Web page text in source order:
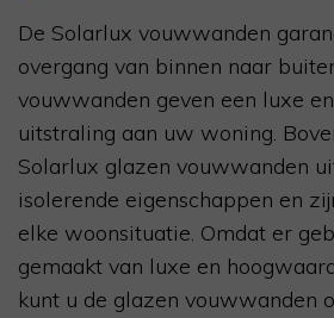
De Solarlux vouwwanden
overgang van binnen naar
vouwwanden geven een luxe
uitstraling aan uw woning.
Solarlux glazen vouwwanden
isolerende eigenschappen en
elke woonsituatie. Omdat er
gemaakt van luxe en
kunt u de glazen vouwwanden